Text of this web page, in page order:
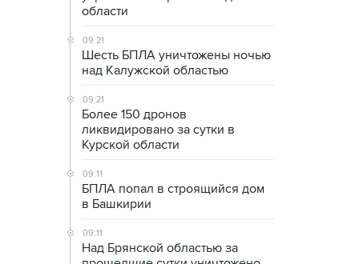
области
09:21
Шесть БПЛА уничтожены ночью
над Калужской областью
09:21
Более 150 дронов
ликвидировано за сутки в
Курской области
09:11
БПЛА попал в строящийся дом
в Башкирии
09:11
Над Брянской областью за